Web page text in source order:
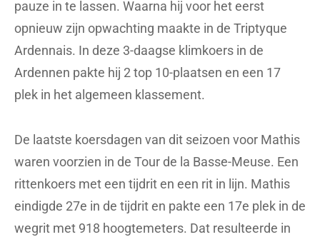
pauze in te lassen. Waarna hij voor het eerst
opnieuw zijn opwachting maakte in de Triptyque
Ardennais. In deze 3-daagse klimkoers in de
Ardennen pakte hij 2 top 10-plaatsen en een 17
plek in het algemeen klassement.
De laatste koersdagen van dit seizoen voor Mathis
waren voorzien in de Tour de la Basse-Meuse. Een
rittenkoers met een tijdrit en een rit in lijn. Mathis
eindigde 27e in de tijdrit en pakte een 17e plek in de
wegrit met 918 hoogtemeters. Dat resulteerde in